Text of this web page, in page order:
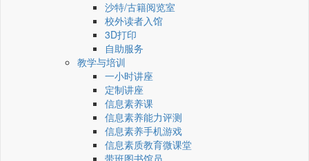
沙特/古籍阅览室
校外读者入馆
3D打印
自助服务
教学与培训
一小时讲座
定制讲座
信息素养课
信息素养能力评测
信息素养手机游戏
信息素质教育微课堂